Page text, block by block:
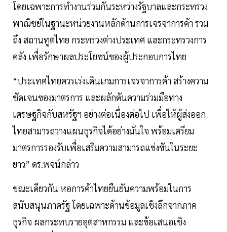
โดยเฉพาะการทำงานร่วมกันระหว่างรัฐบาลและกระทรวง
พาณิชย์ในฐานะหน่วยงานหลักด้านการเจรจาการค้า รวม
ถึง สถานทูตไทย กระทรวงต่างประเทศ และกระทรวงการ
คลัง เพื่อรักษาผลประโยชน์ของผู้ประกอบการไทย
“ประเทศไทยควรเร่งเดินเกมการเจรจาการค้า สร้างความ
ชัดเจนของมาตรการ และผลักดันความร่วมมือทาง
เศรษฐกิจกับสหรัฐฯ อย่างต่อเนื่องต่อไป เพื่อให้ผู้ส่งออก
ไทยสามารถวางแผนธุรกิจได้อย่างมั่นใจ พร้อมเตรียม
มาตรการรองรับเพื่อเสริมความสามารถแข่งขันในระยะ
ยาว” ดร.พจน์กล่าว
ขณะเดียวกัน หอการค้าไทยยืนยันความพร้อมในการ
สนับสนุนภาครัฐ โดยเฉพาะด้านข้อมูลเชิงลึกจากภาค
ธุรกิจ ผลกระทบรายอุตสาหกรรม และข้อเสนอเชิง